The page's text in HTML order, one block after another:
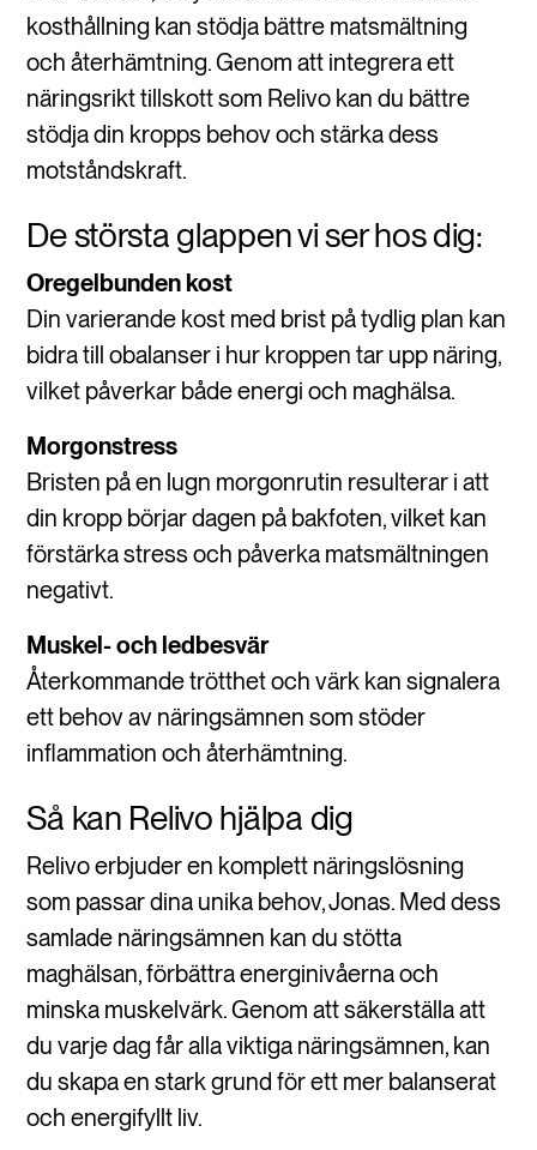
kosthållning kan stödja bättre matsmältning
och återhämtning. Genom att integrera ett
näringsrikt tillskott som Relivo kan du bättre
stödja din kropps behov och stärka dess
motståndskraft.
De största glappen vi ser hos dig:
Oregelbunden kost
Din varierande kost med brist på tydlig plan kan
bidra till obalanser i hur kroppen tar upp näring,
vilket påverkar både energi och maghälsa.
Morgonstress
Bristen på en lugn morgonrutin resulterar i att
din kropp börjar dagen på bakfoten, vilket kan
förstärka stress och påverka matsmältningen
negativt.
Muskel- och ledbesvär
Återkommande trötthet och värk kan signalera
ett behov av näringsämnen som stöder
inflammation och återhämtning.
Så kan Relivo hjälpa dig
Relivo erbjuder en komplett näringslösning
som passar dina unika behov, Jonas. Med dess
samlade näringsämnen kan du stötta
maghälsan, förbättra energinivåerna och
minska muskelvärk. Genom att säkerställa att
du varje dag får alla viktiga näringsämnen, kan
du skapa en stark grund för ett mer balanserat
och energifyllt liv.